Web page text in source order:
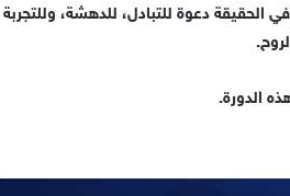
دورة هي في الحقيقة دعوة للتبادل، للدهشة، وللتجربة
الدورة.